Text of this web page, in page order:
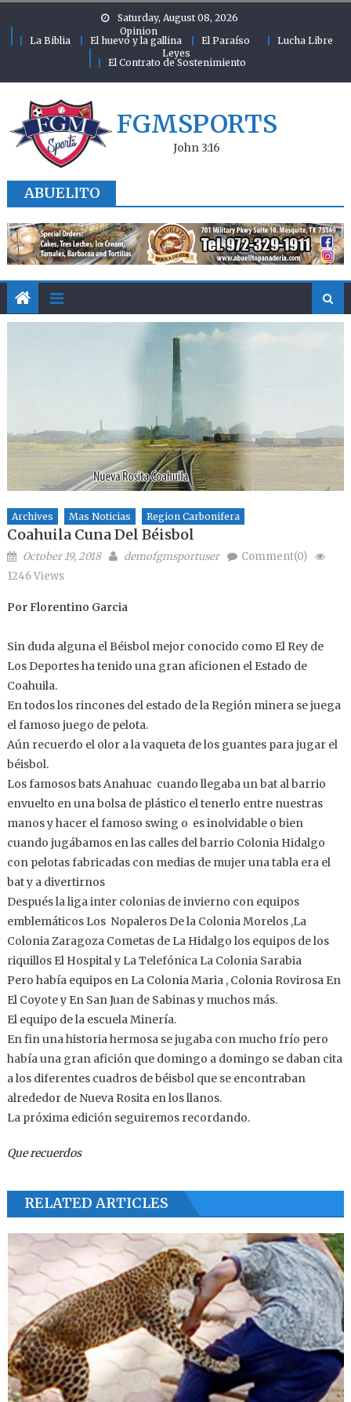
Saturday, August 08, 2026
Opinion
La Biblia
El huevo y la gallina El Paraíso
Lucha Libre
Leyes
El Contrato de Sostenimiento
FGMSPORTS
John 3:16
ABUELITO
Archives Mas Noticias Region Carbonifera
Coahuila Cuna Del Béisbol
Posted on
October 19, 2018 Author
demofgmsportuser
Comment(0)
1246 Views
Por Florentino Garcia
Sin duda alguna el Béisbol mejor conocido como El Rey de
Los Deportes ha tenido una gran aficionen el Estado de
Coahuila.
En todos los rincones del estado de la Región minera se juega
el famoso juego de pelota.
Aún recuerdo el olor a la vaqueta de los guantes para jugar el
béisbol.
Los famosos bats Anahuac cuando llegaba un bat al barrio
envuelto en una bolsa de plástico el tenerlo entre nuestras
manos y hacer el famoso swing o es inolvidable o bien
cuando jugábamos en las calles del barrio Colonia Hidalgo
con pelotas fabricadas con medias de mujer una tabla era el
bat y a divertirnos
Después la liga inter colonias de invierno con equipos
emblemáticos Los Nopaleros De la Colonia Morelos ,La
Colonia Zaragoza Cometas de La Hidalgo los equipos de los
riquillos El Hospital y La Telefónica La Colonia Sarabia
Pero había equipos en La Colonia Maria , Colonia Rovirosa En
El Coyote y En San Juan de Sabinas y muchos más.
El equipo de la escuela Minería.
En fin una historia hermosa se jugaba con mucho frío pero
había una gran afición que domingo a domingo se daban cita
a los diferentes cuadros de béisbol que se encontraban
alrededor de Nueva Rosita en los llanos.
La próxima edición seguiremos recordando.
Que recuerdos
RELATED ARTICLES